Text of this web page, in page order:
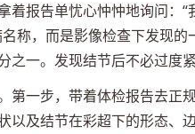
着报告单忧心忡忡地询问：
称，而是影像检查下发现
一。发现结节后不必过度
第一步，带着体检报告去正
以及结节在彩超下的形态、